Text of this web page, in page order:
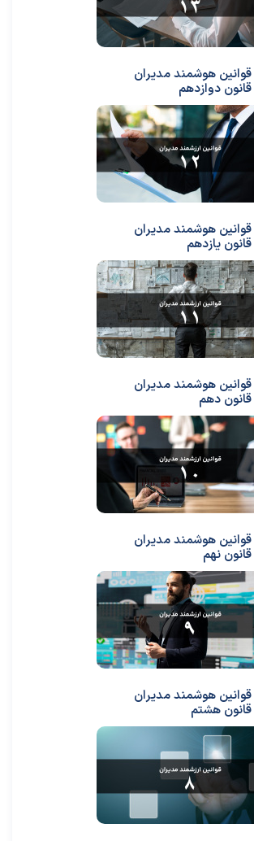
قوانین هوشمند مدیران
قانون دوازدهم
قوانین هوشمند مدیران
قانون یازدهم
قوانین هوشمند مدیران
قانون دهم
قوانین هوشمند مدیران
قانون نهم
قوانین هوشمند مدیران
قانون هشتم